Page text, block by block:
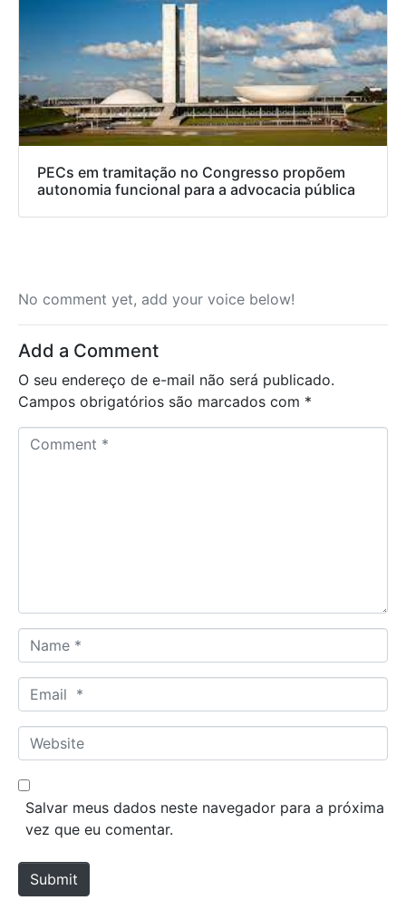
PECs em tramitação no Congresso propõem
autonomia funcional para a advocacia pública
No comment yet, add your voice below!
Add a Comment
O seu endereço de e-mail não será publicado.
Campos obrigatórios são marcados com *
a
m
*
m
a
*
W
e
b
e
Salvar meus dados neste navegador para a próxima
vez que eu comentar.
Submit